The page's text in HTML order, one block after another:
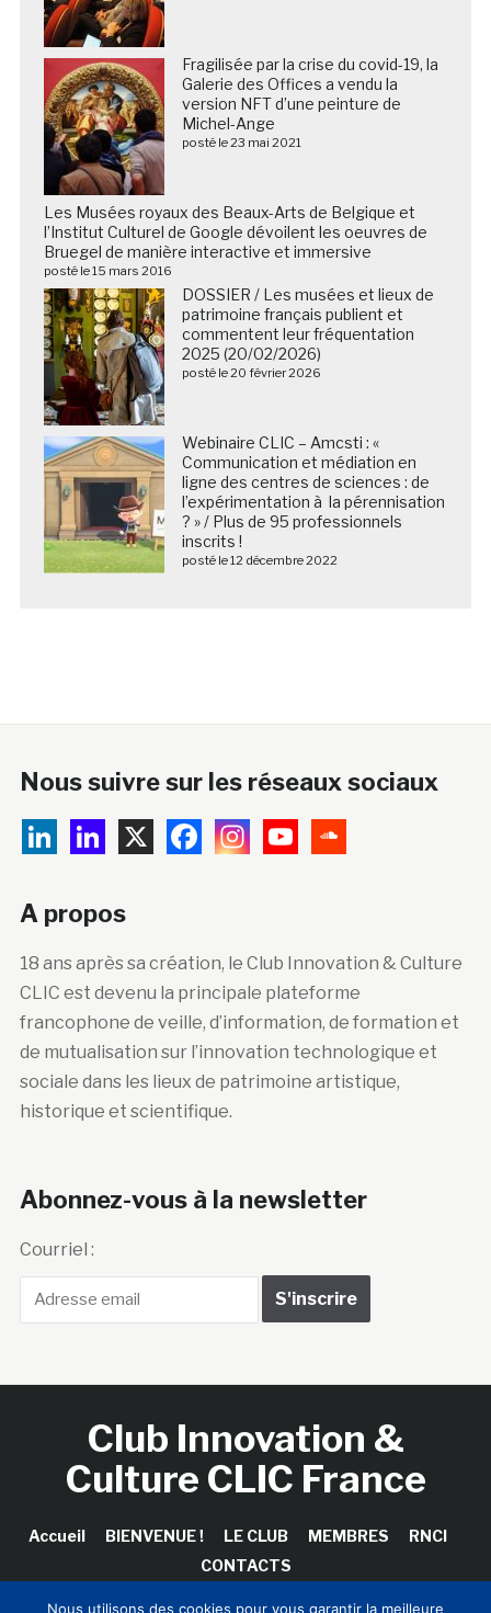
Fragilisée par la crise du covid-19, la
Galerie des Offices a vendu la
version NFT d’une peinture de
Michel-Ange
posté le 23 mai 2021
Les Musées royaux des Beaux-Arts de Belgique et
l’Institut Culturel de Google dévoilent les oeuvres de
Bruegel de manière interactive et immersive
posté le 15 mars 2016
DOSSIER / Les musées et lieux de
patrimoine français publient et
commentent leur fréquentation
2025 (20/02/2026)
posté le 20 février 2026
Webinaire CLIC – Amcsti : «
Communication et médiation en
ligne des centres de sciences : de
l’expérimentation à la pérennisation
? » / Plus de 95 professionnels
inscrits !
posté le 12 décembre 2022
Nous suivre sur les réseaux sociaux
A propos
18 ans après sa création, le Club Innovation & Culture
CLIC est devenu la principale plateforme
francophone de veille, d’information, de formation et
de mutualisation sur l’innovation technologique et
sociale dans les lieux de patrimoine artistique,
historique et scientifique.
Abonnez-vous à la newsletter
Courriel :
Club Innovation &
Culture CLIC France
Accueil BIENVENUE ! LE CLUB MEMBRES
RNCI
CONTACTS
Nous utilisons des cookies pour vous garantir la meilleure